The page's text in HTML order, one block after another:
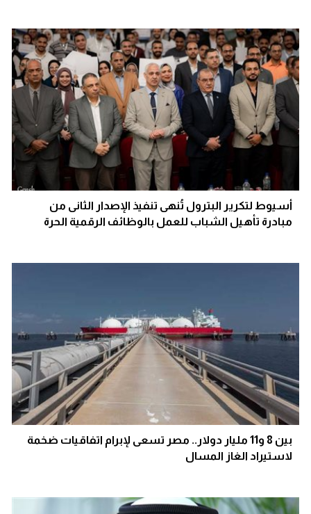
أسيوط لتكرير البترول تُنهى تنفيذ الإصدار الثانى من
مبادرة تأهيل الشباب للعمل بالوظائف الرقمية الحرة
بين 8 و11 مليار دولار.. مصر تسعى لإبرام اتفاقيات ضخمة
لاستيراد الغاز المسال